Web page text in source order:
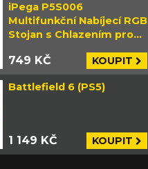
iPega P5S006
Multifunkční Nabíjecí RGB
Stojan s Chlazením pro
749 KČ KOUPIT
Battlefield 6 (PS5)
1 149 KČ KOUPIT